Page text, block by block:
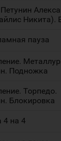
Никита).
пауза
Подножка
Торпедо.
Блокировка
4 на 4